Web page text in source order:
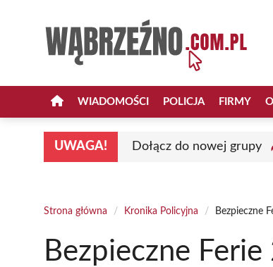
WIADOMOŚCI POLICJA FIRMY
UWAGA! Dołącz do nowej grupy
Strona główna / Kronika Policyjna / Bezpieczne
Bezpieczne